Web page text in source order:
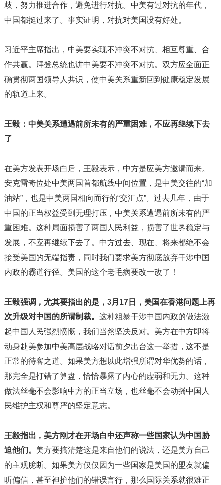
歧，努力推进合作，避免进行对抗。中美有过对抗的年代，
中国都挺过来了。事实证明，对抗对美国没有好处。
习近平主席指出，中美要实现不冲突不对抗、相互尊重、合
作共赢。拜登总统也讲中美要不冲突不对抗。双方应全面正
确贯彻两国领导人共识，使中美关系重新回到健康稳定发展
的轨道上来。
王毅：中美关系遭遇前所未有的严重困难，不应再继续下去
了
在美方发表开场白后，王毅表示，中方是应美方邀请而来。
安克雷奇位处中美两国首都航线中间位置，是中美交往的“加
油站”，也是中美两国相向而行的“交汇点”。过去几年，由于
中国的正当权益受到无理打压，中美关系遭遇前所未有的严
重困难。这种局面损害了两国人民利益，损害了世界稳定与
发展，不应再继续下去了。中方过去、现在、将来都绝不会
接受美国的无端指责，同时我们要求美方彻底放弃干涉中国
内政的霸道行径。美国的这个老毛病要改一改了！
王毅强调，尤其要指出的是， 3月 17日，美国在香港问题上再
次升级对中国的所谓制裁。 这种粗暴干涉中国内政的做法激
起中国人民强烈愤慨，我们当然坚决反对。美方在中方即将
动身赴美参加中美高层战略对话前夕出台这一举措，这不是
正常的待客之道。如果美方想以此增强所谓对华优势的话，
那完全是打错了算盘，恰恰暴露了内心的虚弱和无力。这种
做法丝毫不会影响中方的正当立场，也丝毫不会动摇中国人
民维护主权和尊严的坚定意志。
王毅指出，美方刚才在开场白中还声称一些国家认为中国胁
迫他们。 美方要搞清楚这是来自他们的说法，还是美方自己
的主观臆断。如果美方仅仅因为一些国家是美国的盟友就偏
听偏信，甚至袒护他们的错误言行，那么国际关系就很难正